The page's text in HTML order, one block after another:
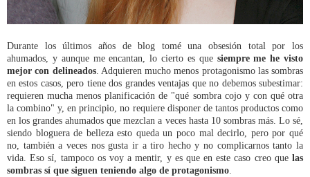
Durante los últimos años de blog tomé una obsesión total por los
ahumados, y aunque me encantan, lo cierto es que siempre me he visto
mejor con delineados. Adquieren mucho menos protagonismo las sombras
en estos casos, pero tiene dos grandes ventajas que no debemos subestimar:
requieren mucha menos planificación de "qué sombra cojo y con qué otra
la combino" y, en principio, no requiere disponer de tantos productos como
en los grandes ahumados que mezclan a veces hasta 10 sombras más. Lo sé,
siendo bloguera de belleza esto queda un poco mal decirlo, pero por qué
no, también a veces nos gusta ir a tiro hecho y no complicarnos tanto la
vida. Eso sí, tampoco os voy a mentir, y es que en este caso creo que las
sombras sí que siguen teniendo algo de protagonismo.